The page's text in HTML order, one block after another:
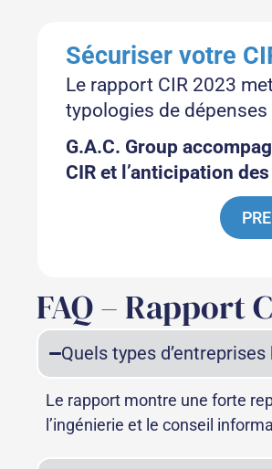
Sécuriser votre
Le rapport CIR 2023
typologies de
G.A.C. Group
CIR et l’anticipation
FAQ – Rapport
Quels types
Le rapport montre une forte
l’ingénierie et le conseil